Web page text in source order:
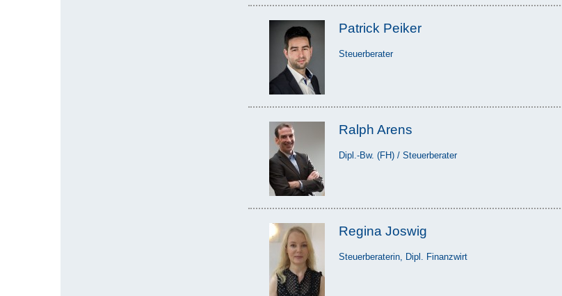
Patrick Peiker
Steuerberater
Ralph Arens
Dipl.-Bw. (FH) / Steuerberater
Regina Joswig
Steuerberaterin, Dipl. Finanzwirt